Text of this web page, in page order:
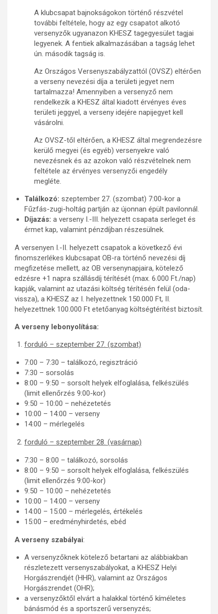
A klubcsapat bajnokságokon történő részvétel
további feltétele, hogy az egy csapatot alkotó
versenyzők ugyanazon KHESZ tagegyesület tagjai
legyenek. A fentiek alkalmazásában a tagság lehet
ún. második tagság is.
Az Országos Versenyszabályzattól (OVSZ) eltérően
a verseny nevezési díja a területi jegyet nem
tartalmazza! Amennyiben a versenyző nem
rendelkezik a KHESZ által kiadott érvényes éves
területi jeggyel, a verseny idejére napijegyet kell
vásárolni.
Az OVSZ-től eltérően, a KHESZ által megrendezésre
kerülő megyei (és egyéb) versenyekre való
nevezésnek és az azokon való részvételnek nem
feltétele az érvényes versenyzői engedély
megléte.
Találkozó: szeptember 27. (szombat) 7:00-kor a
Fűzfás-zugi-holtág partján az újonnan épült pavilonnál.
Díjazás: a verseny I.-III. helyezett csapata serleget és
érmet kap, valamint pénzdíjban részesülnek.
A versenyen I.-II. helyezett csapatok a következő évi
finomszerlékes klubcsapat OB-ra történő nevezési díj
megfizetése mellett, az OB versenynapjaira, kötelező
edzésre +1 napra szállásdíj térítését (max. 6.000 Ft./nap)
kapják, valamint az utazási költség térítésén felül (oda-
vissza), a KHESZ az I. helyezettnek 150.000 Ft, II.
helyezettnek 100.000 Ft etetőanyag költségtérítést biztosít.
A verseny lebonyolítása:
forduló – szeptember 27. (szombat)
7:00 – 7:30 – találkozó, regisztráció
7:30 – sorsolás
8:00 – 9:50 – sorsolt helyek elfoglalása, felkészülés
(limit ellenőrzés 9:00-kor)
9:50 – 10:00 – nehézetetés
10:00 – 14:00 – verseny
14:00 – mérlegelés
forduló – szeptember 28. (vasárnap)
7:30 – 8:00 – találkozó, sorsolás
8:00 – 9:50 – sorsolt helyek elfoglalása, felkészülés
(limit ellenőrzés 9:00-kor)
9:50 – 10:00 – nehézetetés
10:00 – 14:00 – verseny
14:00 – 15:00 – mérlegelés, értékelés
15:00 – eredményhirdetés, ebéd
A verseny szabályai:
A versenyzőknek kötelező betartani az alábbiakban
részletezett versenyszabályokat, a KHESZ Helyi
Horgászrendjét (HHR), valamint az Országos
Horgászrendet (OHR);
a versenyzőktől elvárt a halakkal történő kíméletes
bánásmód és a sportszerű versenyzés;